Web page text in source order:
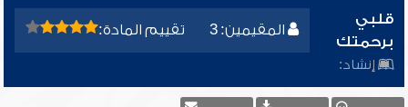
المقيمين: 3 تقييم المادة:
قلبي
برحمتك
إنشاد: